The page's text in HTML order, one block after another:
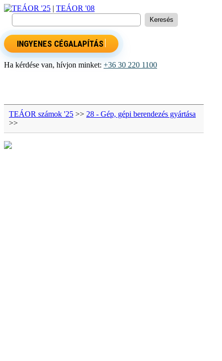
TEÁOR '25 | TEÁOR '08
INGYENES CÉGALAPÍTÁS
Ha kérdése van, hívjon minket: +36 30 220 1100
TEÁOR számok '25 >> 28 - Gép, gépi berendezés gyártása
>>